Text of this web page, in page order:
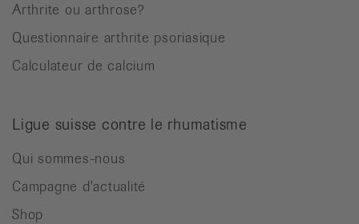
Arthrite ou arthrose?
Questionnaire arthrite psoriasique
Calculateur de calcium
Ligue suisse contre le rhumatisme
Qui sommes-nous
Campagne d'actualité
Shop